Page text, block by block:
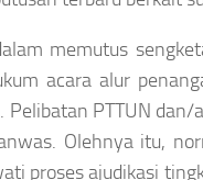
memutus
acara alur
PTTUN
Olehnya itu,
proses ajudikasi